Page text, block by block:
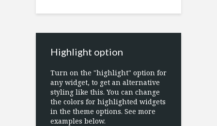
Highlight option
Turn on the "highlight" option for
any widget, to get an alternative
styling like this. You can change
the colors for highlighted widgets
in the theme options. See more
examples below.